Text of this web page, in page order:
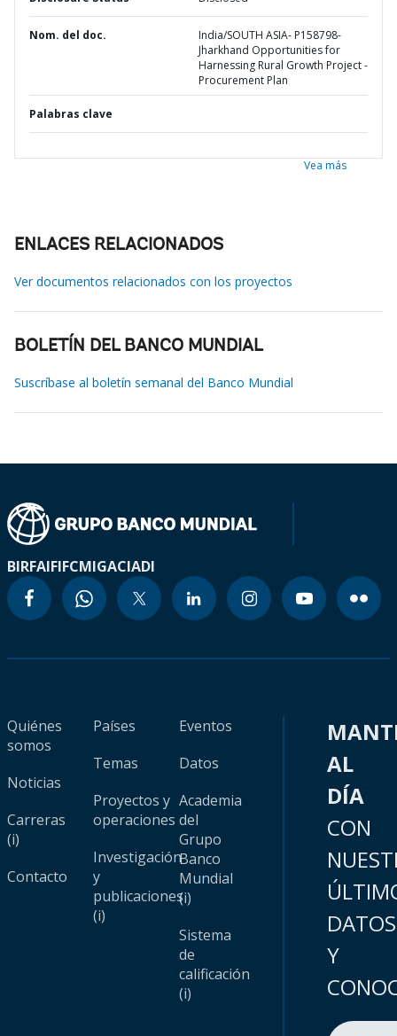
Nom. del doc.
India/SOUTH ASIA- P158798-
Jharkhand Opportunities for
Harnessing Rural Growth Project -
Procurement Plan
Palabras clave
Vea más
ENLACES RELACIONADOS
Ver documentos relacionados con los proyectos
BOLETÍN DEL BANCO MUNDIAL
Suscríbase al boletín semanal del Banco Mundial
BIRFAIFIFCMIGACIADI
Quiénes
somos
Noticias
Carreras
(i)
Contacto
Países
Temas
Proyectos y
operaciones
Investigación
y
publicaciones
(i)
Eventos
Datos
Academia
del
Grupo
Banco
Mundial
(i)
Sistema
de
calificación
(i)
AL
DÍA
CON
DATOS
Y